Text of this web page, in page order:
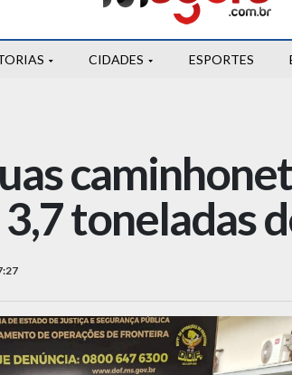
CIDADES ESPORTES
toneladas